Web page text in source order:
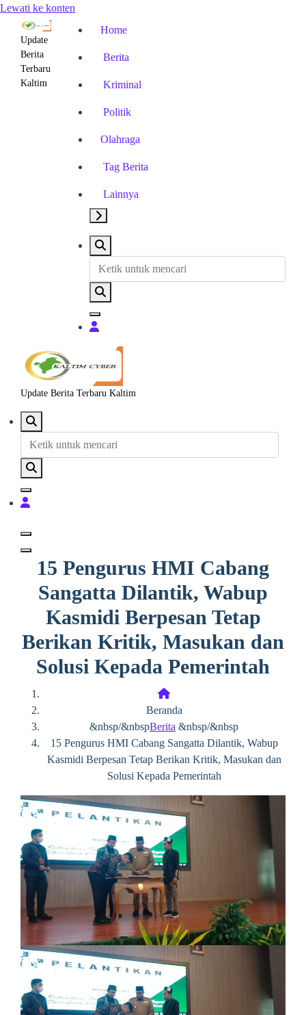
Lewati ke konten
Update
Berita
Terbaru
Kaltim
Home
Berita
Kriminal
Politik
Olahraga
Tag Berita
Lainnya
Update Berita Terbaru Kaltim
15 Pengurus HMI Cabang
Sangatta Dilantik, Wabup
Kasmidi Berpesan Tetap
Berikan Kritik, Masukan dan
Solusi Kepada Pemerintah
Beranda
&nbsp/&nbspBerita &nbsp/&nbsp
15 Pengurus HMI Cabang Sangatta Dilantik, Wabup
Kasmidi Berpesan Tetap Berikan Kritik, Masukan dan
Solusi Kepada Pemerintah